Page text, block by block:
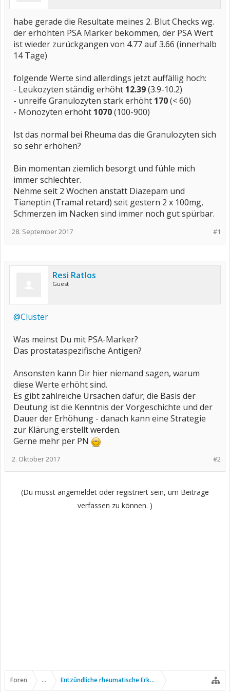
habe gerade die Resultate meines 2. Blut Checks wg.
der erhöhten PSA Marker bekommen, der PSA Wert
ist wieder zurückgangen von 4.77 auf 3.66 (innerhalb
14 Tage)
folgende Werte sind allerdings jetzt auffällig hoch:
- Leukozyten ständig erhöht 12.39(3.9-10.2)
- unreife Granulozyten stark erhöht 170(< 60)
- Monozyten erhöht 1070(100-900)
Ist das normal bei Rheuma das die Granulozyten sich
so sehr erhöhen?
Bin momentan ziemlich besorgt und fühle mich
immer schlechter.
Nehme seit 2 Wochen anstatt Diazepam und
Tianeptin (Tramal retard) seit gestern 2 x 100mg,
Schmerzen im Nacken sind immer noch gut spürbar.
#1
28. September 2017
Resi Ratlos
Guest
@Cluster
Was meinst Du mit PSA-Marker?
Das prostataspezifische Antigen?
Ansonsten kann Dir hier niemand sagen, warum
diese Werte erhöht sind.
Es gibt zahlreiche Ursachen dafür; die Basis der
Deutung ist die Kenntnis der Vorgeschichte und der
Dauer der Erhöhung - danach kann eine Strategie
zur Klärung erstellt werden.
Gerne mehr per PN
#2
2. Oktober 2017
(Du musst angemeldet oder registriert sein, um Beiträge
verfassen zu können. )
Foren ... Entzündliche rheumatische Erkrankungen